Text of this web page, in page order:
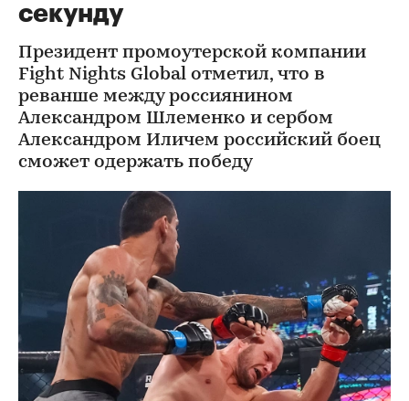
секунду
Президент промоутерской компании
Fight Nights Global отметил, что в
реванше между россиянином
Александром Шлеменко и сербом
Александром Иличем российский боец
сможет одержать победу